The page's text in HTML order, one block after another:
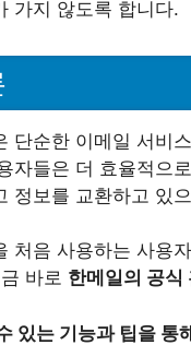
가지 않도록 합니다.
단순한 이메일 서비
자들은 더 효율적으
정보를 교환하고 있
처음 사용하는 사용
바로 한메일의 공식
있는 기능과 팁을 통